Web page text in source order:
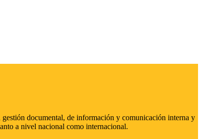
documental, de información y comunicación interna y
a nivel nacional como internacional.